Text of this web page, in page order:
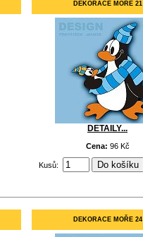
DEKORACE MOŘE 21
DETAILY...
Cena: 96 Kč
Kusů:
DEKORACE MOŘE 24